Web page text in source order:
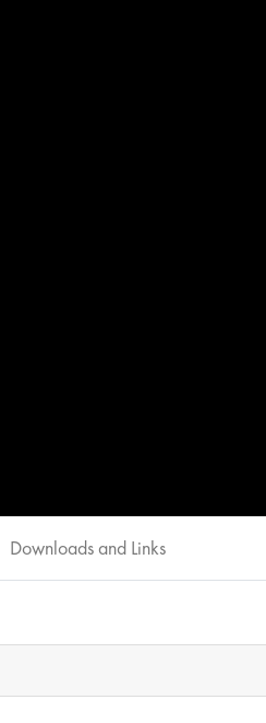
Downloads and Links